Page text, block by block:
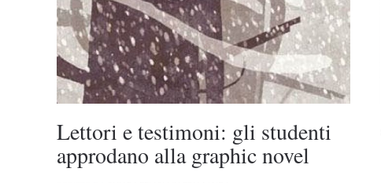
Lettori e testimoni: gli studenti
approdano alla graphic novel